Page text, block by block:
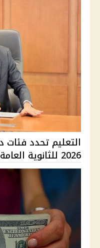
التعليم تحدد فئات
2026 للثانوية العامة بالد...